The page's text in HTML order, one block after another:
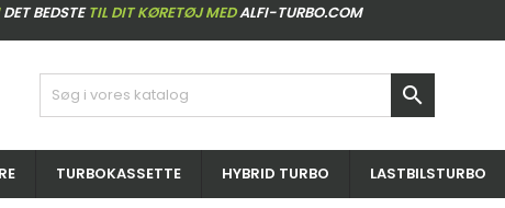
DET BEDSTETIL DIT KØRETØJ MEDALFI-TURBO.COM

TURBOKASSETTE HYBRID TURBO LASTBILSTURBO